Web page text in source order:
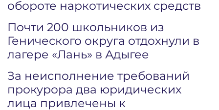
обороте наркотических средств
Почти 200 школьников из
Генического округа отдохнули в
лагере «Лань» в Адыгее
За неисполнение требований
прокурора два юридических
лица привлечены к